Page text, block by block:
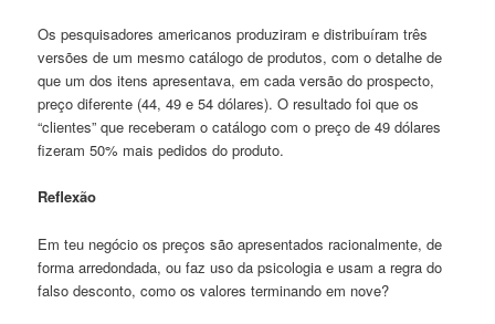
Os pesquisadores americanos produziram e distribuíram três
versões de um mesmo catálogo de produtos, com o detalhe de
que um dos itens apresentava, em cada versão do prospecto,
preço diferente (44, 49 e 54 dólares). O resultado foi que os
“clientes” que receberam o catálogo com o preço de 49 dólares
fizeram 50% mais pedidos do produto.
Reflexão
Em teu negócio os preços são apresentados racionalmente, de
forma arredondada, ou faz uso da psicologia e usam a regra do
falso desconto, como os valores terminando em nove?